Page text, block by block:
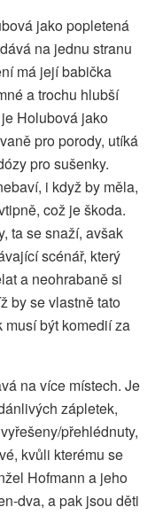
jako popletená
na jednu stranu
má její babička
a trochu hlubší
Holubová jako
pro porody, utíká
pro sušenky.
i když by měla,
což je škoda.
ta se snaží, avšak
scénář, který
a neohrabaně si
by se vlastně tato
být komedií za
na více místech. Je
zápletek,
přehlédnuty,
kvůli kterému se
Hofmann a jeho
dva, a pak jsou děti